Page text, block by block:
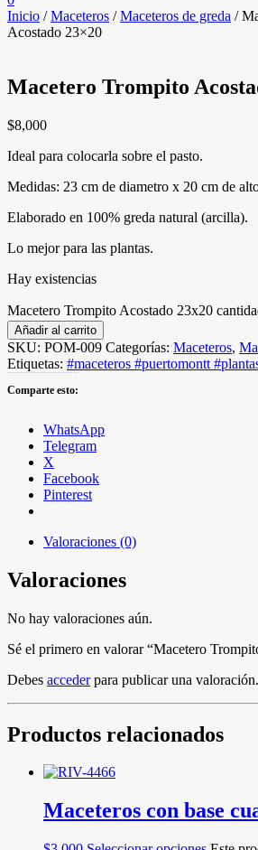
Inicio /Maceteros /Maceteros de greda /
Acostado 23×20
Macetero Trompito
$8,000
Ideal para colocarla sobre el pasto.
Medidas: 23 cm de diametro x 20 cm de
Elaborado en 100% greda natural (arcilla).
Lo mejor para las plantas.
Hay existencias
Macetero Trompito Acostado 23x20
Añadir al carrito
SKU: POM-009 Categorías: Maceteros,
Etiquetas: #maceteros #puertomontt
Comparte esto:
WhatsApp
Telegram
X
Facebook
Pinterest
Valoraciones (0)
Valoraciones
No hay valoraciones aún.
Sé el primero en valorar “Macetero
Debes accederpara publicar una valoración.
Productos relacionados
Maceteros con base